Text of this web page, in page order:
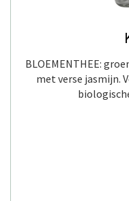
BLOEMENTHEE:
met verse jasmijn.